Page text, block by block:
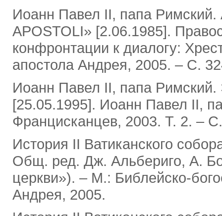
Иоанн Павел II, папа Римский.
APOSTOLI» [2.06.1985].
конфронтации к диалогу:
апостола Андрея, 2005. ‒ С.
Иоанн Павел II, папа
[25.05.1995]. Иоанн Павел II,
Францисканцев, 2003. Т. 2. ‒
История II Ватиканского
Общ. ред. Дж. Альбериго, А.
церкви»). ‒ М.: Библейско-
Андрея, 2005.